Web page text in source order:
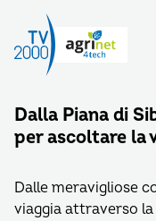
Dalla Piana di
per ascoltare la
Dalle meravigliose
viaggia attraverso